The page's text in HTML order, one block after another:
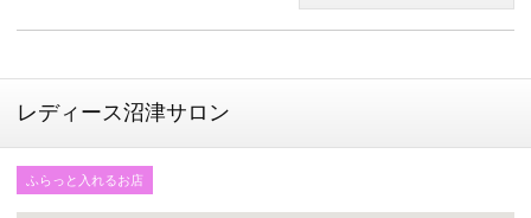
レディース沼津サロン
ふらっと入れるお店